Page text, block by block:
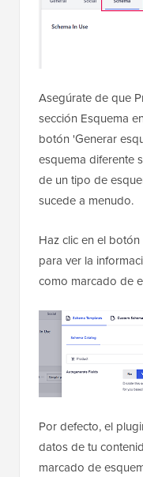
Asegúrate de que
sección Esquema
botón 'Generar
esquema diferente
de un tipo de
sucede a menudo.
Haz clic en el
para ver la
como marcado de
Por defecto, el
datos de tu
marcado de